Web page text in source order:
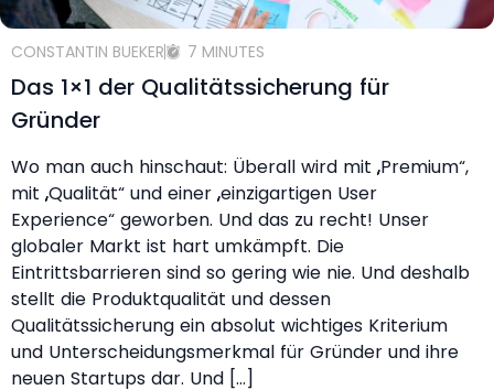
CONSTANTIN BUEKER 7 MINUTES
Das 1×1 der Qualitätssicherung für
Gründer
Wo man auch hinschaut: Überall wird mit „Premium“,
mit „Qualität“ und einer „einzigartigen User
Experience“ geworben. Und das zu recht! Unser
globaler Markt ist hart umkämpft. Die
Eintrittsbarrieren sind so gering wie nie. Und deshalb
stellt die Produktqualität und dessen
Qualitätssicherung ein absolut wichtiges Kriterium
und Unterscheidungsmerkmal für Gründer und ihre
neuen Startups dar. Und […]